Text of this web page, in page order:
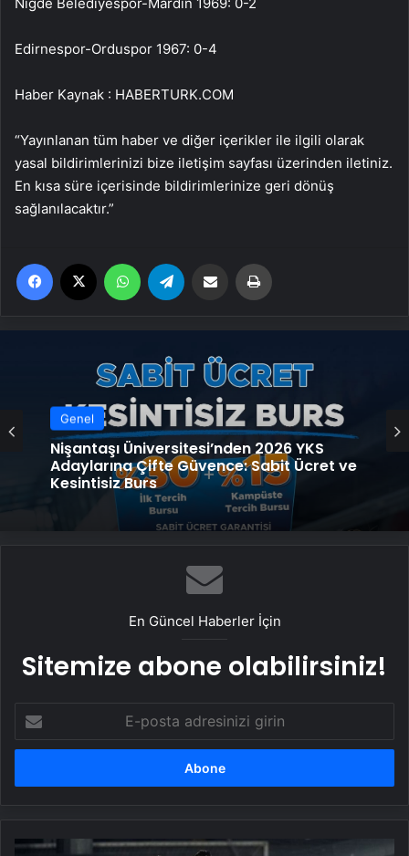
Niğde Belediyespor-Mardin 1969: 0-2
Edirnespor-Orduspor 1967: 0-4
Haber Kaynak : HABERTURK.COM
“Yayınlanan tüm haber ve diğer içerikler ile ilgili olarak
yasal bildirimlerinizi bize iletişim sayfası üzerinden iletiniz.
En kısa süre içerisinde bildirimlerinize geri dönüş
sağlanılacaktır.”
Facebook WhatsApp Email'den paylaş
Genel
Nişantaşı Üniversitesi’nden 2026 YKS
Adaylarına Çifte Güvence: Sabit Ücret ve
Kesintisiz Burs
En Güncel Haberler İçin
Sitemize abone olabilirsiniz!
posta
adresinizi
Pendikspor: